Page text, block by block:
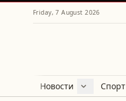
Friday, 7 August 2026
Новости
Новости ЛиванаСпорт
Футбол